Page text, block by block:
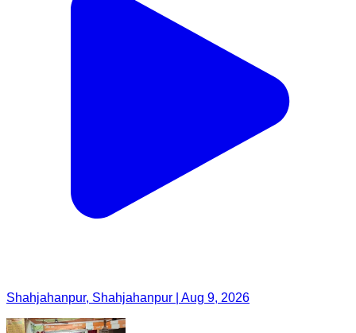
Shahjahanpur, Shahjahanpur | Aug 9, 2026